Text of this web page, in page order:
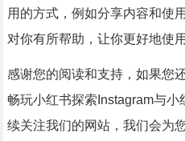
用的方式，例如分享内容和使
对你有所帮助，让你更好地使
感谢您的阅读和支持，如果您
畅玩小红书探索Instagram与
续关注我们的网站，我们会为